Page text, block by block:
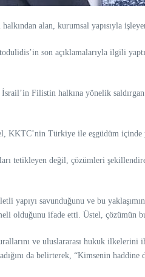
alan, kurumsal yapısıyla
son açıklamalarıyla ilgili
Filistin halkına yönelik
KKTC’nin Türkiye ile eşgüdüm
tetikleyen değil, çözümleri
yapıyı savunduğunu ve bu
olduğunu ifade etti. Üstel, çözümün
ve uluslararası hukuk ilkelerini
da belirterek, “Kimsenin